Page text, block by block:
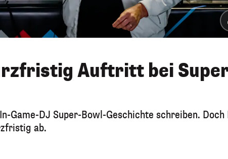
Auftritt bei
Game-DJ Super-Bowl-Geschichte schreiben. Doch
ab.